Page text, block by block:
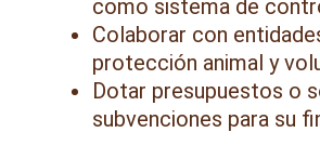
como sistema de
Colaborar con
protección animal y
Dotar presupuestos o
subvenciones para su